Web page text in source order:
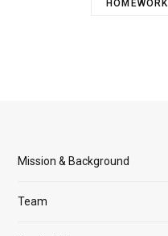
HOMEWORK
Mission & Background
Team